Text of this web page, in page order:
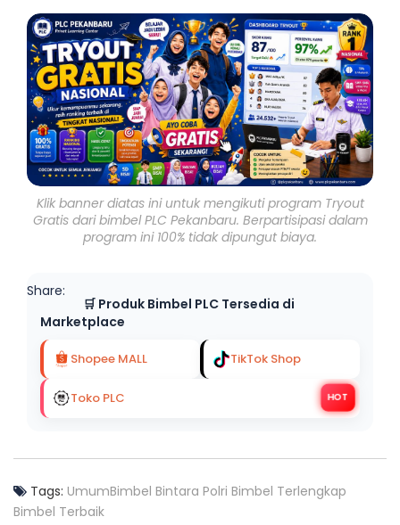
Klik banner diatas ini untuk mengikuti program Tryout
Gratis dari bimbel PLC Pekanbaru. Berpartisipasi dalam
program ini 100% tidak dipungut biaya.
Share:
🛒 Produk Bimbel PLC Tersedia di
Marketplace
Shopee MALL TikTok Shop
HOT
Toko PLC
Tags: UmumBimbel Bintara Polri Bimbel Terlengkap
Bimbel Terbaik